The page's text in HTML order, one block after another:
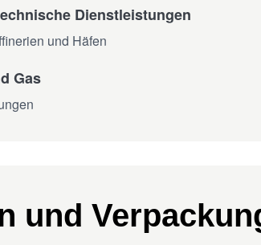
Dienstleistungen
und Häfen
Gas
und